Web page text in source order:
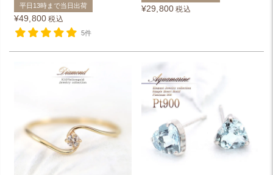
平日13時まで当日出荷
¥49,800 税込
5件
¥29,800 税込